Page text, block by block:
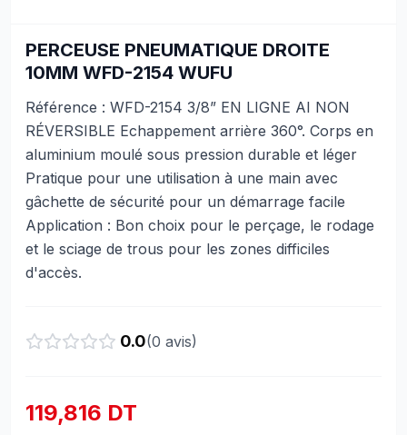
PERCEUSE PNEUMATIQUE DROITE
10MM WFD-2154 WUFU
Référence : WFD-2154 3/8” EN LIGNE AI NON
RÉVERSIBLE Echappement arrière 360°. Corps en
aluminium moulé sous pression durable et léger
Pratique pour une utilisation à une main avec
gâchette de sécurité pour un démarrage facile
Application : Bon choix pour le perçage, le rodage
et le sciage de trous pour les zones difficiles
d'accès.
0.0(0 avis)
119,816 DT